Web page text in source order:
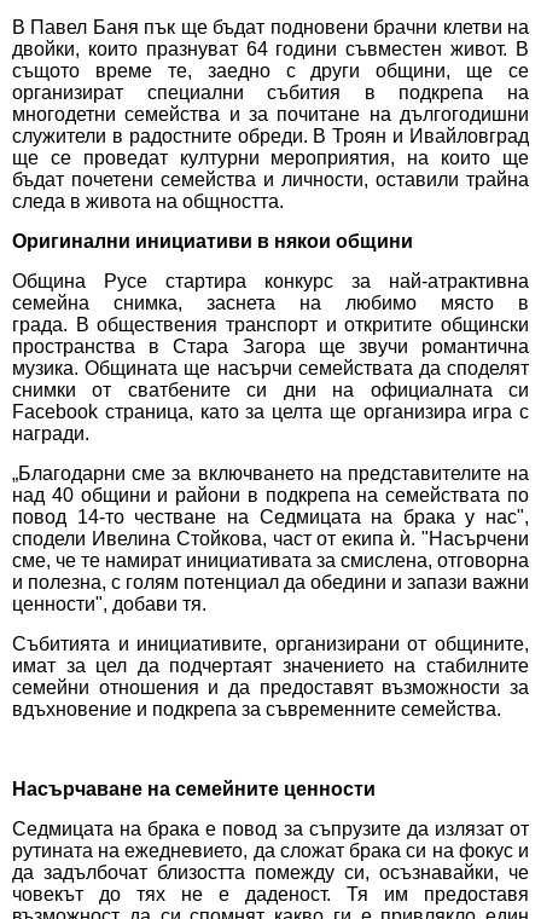
В Павел Баня пък ще бъдат подновени брачни клетви на
двойки, които празнуват 64 години съвместен живот. В
същото време те, заедно с други общини, ще се
организират специални събития в подкрепа на
многодетни семейства и за почитане на дългогодишни
служители в радостните обреди. В Троян и Ивайловград
ще се проведат културни мероприятия, на които ще
бъдат почетени семейства и личности, оставили трайна
следа в живота на общността.
Оригинални инициативи в някои общини
Община Русе стартира конкурс за най-атрактивна
семейна снимка, заснета на любимо място в
града. В обществения транспорт и откритите общински
пространства в Стара Загора ще звучи романтична
музика. Общината ще насърчи семействата да споделят
снимки от сватбените си дни на официалната си
Facebook страница, като за целта ще организира игра с
награди.
„Благодарни сме за включването на представителите на
над 40 общини и райони в подкрепа на семействата по
повод 14-то честване на Седмицата на брака у нас",
сподели Ивелина Стойкова, част от екипа ѝ. "Насърчени
сме, че те намират инициативата за смислена, отговорна
и полезна, с голям потенциал да обедини и запази важни
ценности", добави тя.
Събитията и инициативите, организирани от общините,
имат за цел да подчертаят значението на стабилните
семейни отношения и да предоставят възможности за
вдъхновение и подкрепа за съвременните семейства.
Насърчаване на семейните ценности
Седмицата на брака е повод за съпрузите да излязат от
рутината на ежедневието, да сложат брака си на фокус и
да задълбочат близостта помежду си, осъзнавайки, че
човекът до тях не е даденост. Тя им предоставя